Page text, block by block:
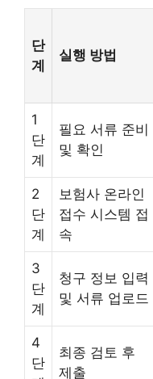
단
계
실행 방법
1
단
계
필요 서류 준비
및 확인
2
단
계
보험사 온라인
접수 시스템 접
속
3
단
계
청구 정보 입력
및 서류 업로드
4
단
최종 검토 후
제출